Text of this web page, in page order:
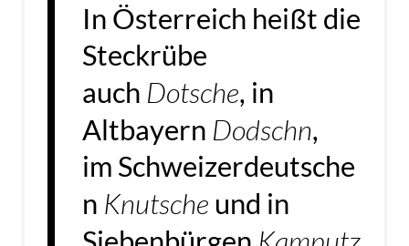
In Österreich heißt die
Steckrübe
auch Dotsche, in
Altbayern Dodschn,
im Schweizerdeutsche
n Knutsche und in